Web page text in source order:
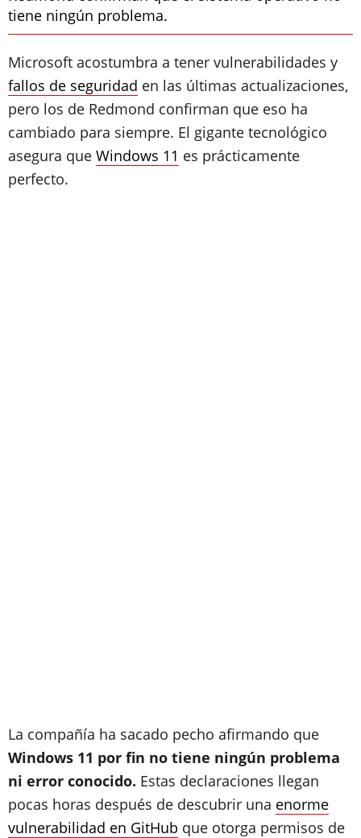
tiene ningún problema.
Microsoft acostumbra a tener vulnerabilidades y
fallos de seguridad en las últimas actualizaciones,
pero los de Redmond confirman que eso ha
cambiado para siempre. El gigante tecnológico
asegura que Windows 11 es prácticamente
perfecto.
La compañía ha sacado pecho afirmando que
Windows 11 por fin no tiene ningún problema
ni error conocido. Estas declaraciones llegan
pocas horas después de descubrir una enorme
vulnerabilidad en GitHub que otorga permisos de